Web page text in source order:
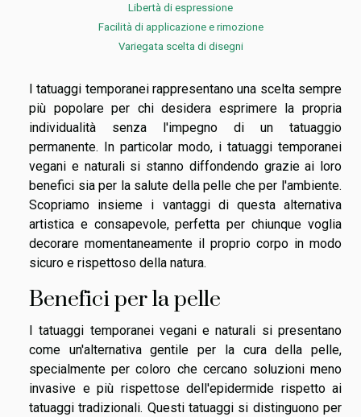
Libertà di espressione
Facilità di applicazione e rimozione
Variegata scelta di disegni
I tatuaggi temporanei rappresentano una scelta sempre
più popolare per chi desidera esprimere la propria
individualità senza l'impegno di un tatuaggio
permanente. In particolar modo, i tatuaggi temporanei
vegani e naturali si stanno diffondendo grazie ai loro
benefici sia per la salute della pelle che per l'ambiente.
Scopriamo insieme i vantaggi di questa alternativa
artistica e consapevole, perfetta per chiunque voglia
decorare momentaneamente il proprio corpo in modo
sicuro e rispettoso della natura.
Benefici per la pelle
I tatuaggi temporanei vegani e naturali si presentano
come un'alternativa gentile per la cura della pelle,
specialmente per coloro che cercano soluzioni meno
invasive e più rispettose dell'epidermide rispetto ai
tatuaggi tradizionali. Questi tatuaggi si distinguono per